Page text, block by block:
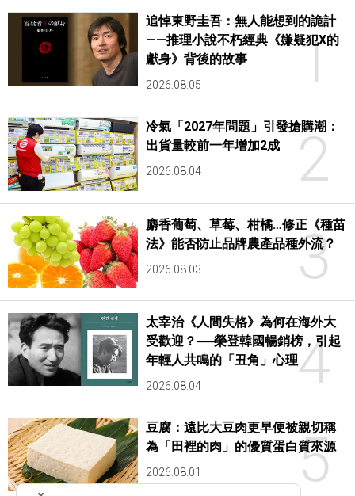
1
追悼東野圭吾：無人能想到的詭計
——推理小說不朽經典《嫌疑犯X的
獻身》背後的故事
2026.08.05
2
冷氣「2027年問題」引發搶購潮：
出貨量較前一年增加2成
2026.08.04
3
麝香葡萄、草莓、柑橘…修正《種苗
法》能否防止品牌農產品種外流？
2026.08.03
4
太宰治《人間失格》為何在海外大
受歡迎？──榮登韓國暢銷榜，引起
年輕人共鳴的「丑角」心理
2026.08.04
5
豆腐：遠比大豆肉更早便被親切稱
為「田裡的肉」的優質蛋白質來源
2026.08.01